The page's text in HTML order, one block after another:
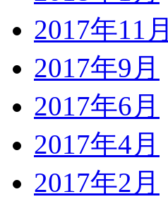
2017年11月
2017年9月
2017年6月
2017年4月
2017年2月